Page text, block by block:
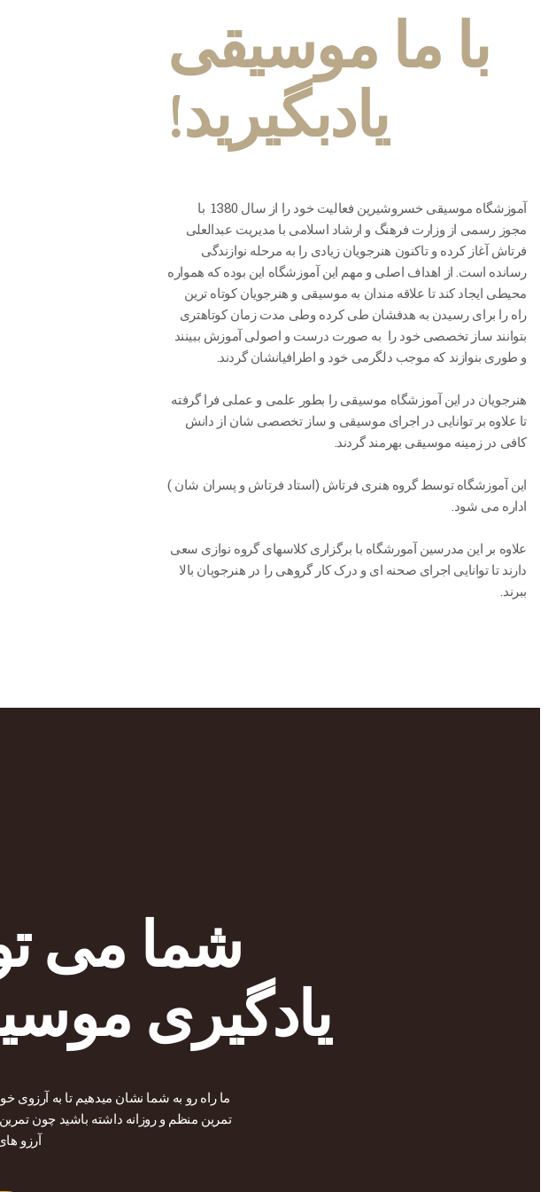
با ما موسیقی
یادبگیرید!
آموزشگاه موسیقی خسروشیرین فعالیت خود را از سال 1380 با
مجوز رسمی از وزارت فرهنگ و ارشاد اسلامی با مدیریت عبدالعلی
فرتاش آغاز کرده و تاکنون هنرجویان زیادی را به مرحله نوازندگی
رسانده است. از اهداف اصلی و مهم این آموزشگاه این بوده که همواره
محیطی ایجاد کند تا علاقه مندان به موسیقی و هنرجویان کوتاه ترین
راه را برای رسیدن به هدفشان طی کرده وطی مدت زمان کوتاهتری
بتوانند ساز تخصصی خود را به صورت درست و اصولی آموزش ببینند
و طوری بنوازند که موجب دلگرمی خود و اطرافیانشان گردند.
هنرجویان در این آموزشگاه موسیقی را بطور علمی و عملی فرا گرفته
تا علاوه بر توانایی در اجرای موسیقی و ساز تخصصی شان از دانش
کافی در زمینه موسیقی بهرمند گردند.
این آموزشگاه توسط گروه هنری فرتاش (استاد فرتاش و پسران شان )
اداره می شود.
علاوه بر این مدرسین آمورشگاه با برگزاری کلاسهای گروه نوازی سعی
دارند تا توانایی اجرای صحنه ای و درک کار گروهی را در هنرجویان بالا
ببرند.
شما می
یادگیری
ما راه رو به شما نشان میدهیم تا به
تمرین منظم و روزانه داشته باشید چون
آرزو